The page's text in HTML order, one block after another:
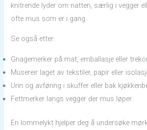
knitrende lyder om natten, særlig i vegger
ofte mus som er i gang.
Se også etter:
Gnagemerker på mat, emballasje eller
Musereir laget av tekstiler, papir eller
Urin og avføring i skuffer eller bak
Fettmerker langs vegger der mus løper
En lommelykt hjelper deg å undersøke